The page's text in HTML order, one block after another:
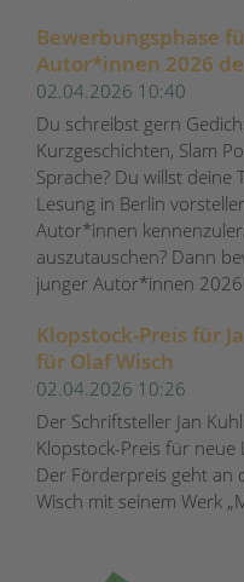
Bewerbungsphase
Autor*innen 2026
gestartet
02.04.2026 10:40
Du schreibst gern
Kurzgeschichten, Slam
Sprache? Du willst deine
Lesung in Berlin
Autor*innen
auszutauschen? Dann
junger Autor*innen 2026!
Klopstock-Preis für
für Olaf Wisch
02.04.2026 10:26
Der Schriftsteller Jan
Klopstock-Preis für
Der Förderpreis geht an
Wisch mit seinem Werk